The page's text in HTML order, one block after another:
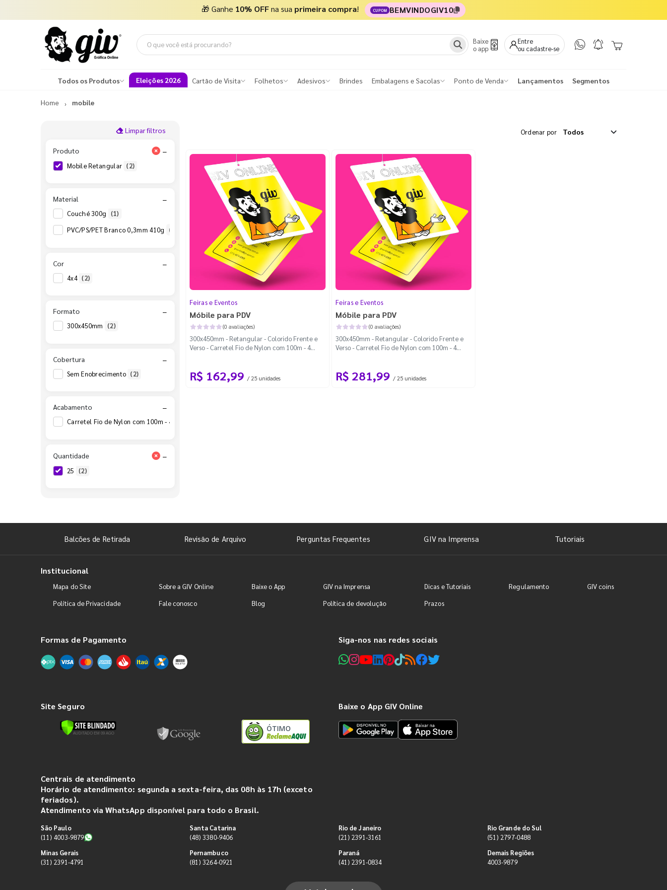
🎁 Ganhe 10% OFFna sua primeira compra! CUPOM BEMVINDOGIV10
Baixe
o app
Entre
ou cadastre-se
Todos os Produtos Eleições 2026 Cartão de Visita Folhetos Adesivos Brindes Embalagens e Sacolas Ponto de Venda Lançamentos Segmentos
Home mobile
Limpar filtros
Produto −
Mobile Retangular (2)
Material −
Couché 300g
(1)
PVC/PS/PET Branco 0,3mm 410g
(1)
Cor −
4x4 (2)
Formato −
300x450mm (2)
Cobertura −
Sem Enobrecimento (2)
Acabamento −
Carretel Fio de Nylon com 100m - 4 Cantos Arredondados
Quantidade −
25 (2)
Ordenar por
Feiras e Eventos
Móbile para PDV
(0 avaliações)
300x450mm - Retangular - Colorido Frente e
Verso - Carretel Fio de Nylon com 100m - 4
R$ 162,99 / 25 unidades
Feiras e Eventos
Móbile para PDV
(0 avaliações)
300x450mm - Retangular - Colorido Frente e
Verso - Carretel Fio de Nylon com 100m - 4
R$ 281,99 / 25 unidades
Balcões de Retirada Revisão de Arquivo Perguntas Frequentes GIV na Imprensa Tutoriais
Institucional
Mapa do Site Sobre a GIV Online Baixe o App GIV na Imprensa Dicas e Tutoriais Regulamento
GIV coins
Política de Privacidade
Fale conosco Blog Política de devolução Prazos
Formas de Pagamento Siga-nos nas redes sociais
Site Seguro
ÓTIMO
Baixe o App GIV Online
Centrais de atendimento
Horário de atendimento: segunda a sexta-feira, das 08h às 17h (exceto
feriados).
Atendimento via WhatsApp disponível para todo o Brasil.
São Paulo
(11) 4003-9879
Minas Gerais
(31) 2391-4791
Santa Catarina
(48) 3380-9406
Pernambuco
(81) 3264-0921
Rio de Janeiro
(21) 2391-3161
Paraná
(41) 2391-0834
Rio Grande do Sul
(51) 2797-0488
Demais Regiões
4003-9879